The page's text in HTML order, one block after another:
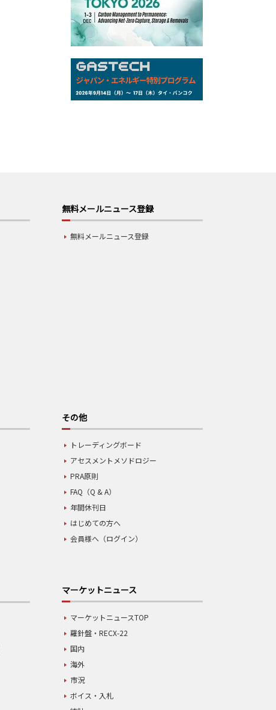
無料メールニュース登録
無料メールニュース登録
その他
トレーディングボード
アセスメントメソドロジー
PRA原則
FAQ（Q & A）
年間休刊日
はじめての方へ
会員様へ（ログイン）
マーケットニュース
マーケットニュースTOP
羅針盤・RECX-22
国内
海外
市況
ボイス・入札